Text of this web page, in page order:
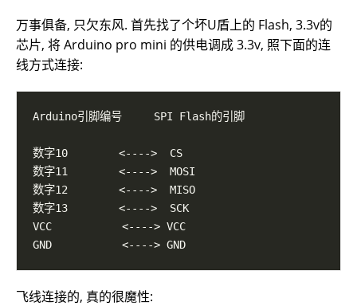
万事俱备, 只欠东风. 首先找了个坏U盾上的 Flash, 3.3v的
芯片, 将 Arduino pro mini 的供电调成 3.3v, 照下面的连
线方式连接:
飞线连接的, 真的很魔性: